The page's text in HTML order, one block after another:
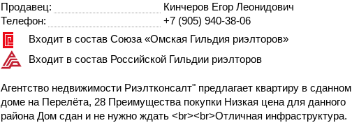
Продавец:
Кинчеров Егор Леонидович
Телефон:
+7 (905) 940-38-06
Входит в состав Союза «Омская Гильдия риэлторов»
Входит в состав Российской Гильдии риэлторов
Агентство недвижимости Риэлтконсалт" предлагает квартиру в сданном
доме на Перелёта, 28 Преимущества покупки Низкая цена для данного
района Дом сдан и не нужно ждать <br><br>Отличная инфраструктура.